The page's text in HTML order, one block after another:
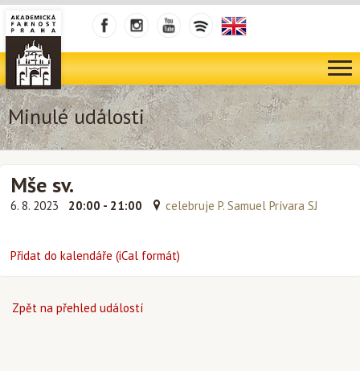
Minulé události
Mše sv.
6. 8. 2023 20:00 - 21:00 celebruje P. Samuel Prívara SJ
Přidat do kalendáře (iCal formát)
Zpět na přehled událostí